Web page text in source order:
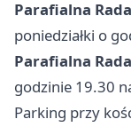
Parafialna
poniedziałki o
Parafialna
godzinie 19.30
Parking przy